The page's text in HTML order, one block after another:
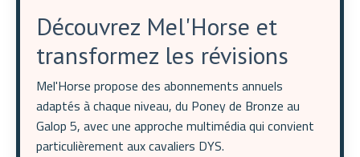
Découvrez Mel'Horse et
transformez les révisions
Mel'Horse propose des abonnements annuels
adaptés à chaque niveau, du Poney de Bronze au
Galop 5, avec une approche multimédia qui convient
particulièrement aux cavaliers DYS.